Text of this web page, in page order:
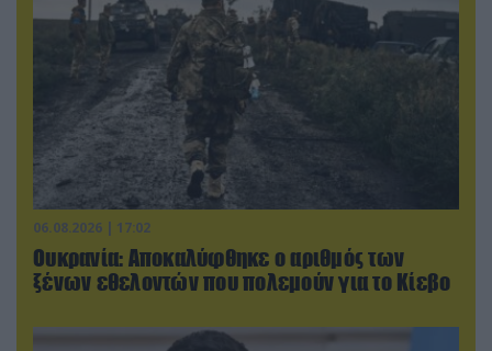
06.08.2026 | 17:02
Ουκρανία: Αποκαλύφθηκε ο αριθμός των
ξένων εθελοντών που πολεμούν για το Κίεβο